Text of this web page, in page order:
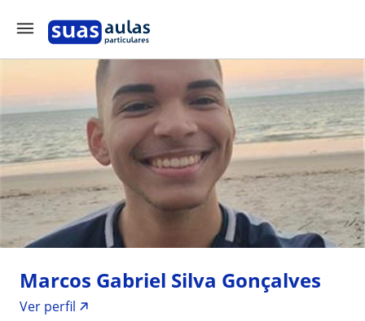
Marcos Gabriel Silva Gonçalves
Ver perfil